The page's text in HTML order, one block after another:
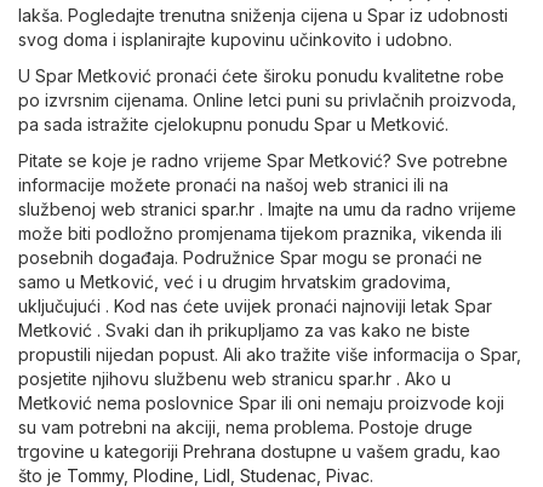
lakša. Pogledajte trenutna sniženja cijena u Spar iz udobnosti
svog doma i isplanirajte kupovinu učinkovito i udobno.
U Spar Metković pronaći ćete široku ponudu kvalitetne robe
po izvrsnim cijenama. Online letci puni su privlačnih proizvoda,
pa sada istražite cjelokupnu ponudu Spar u Metković.
Pitate se koje je radno vrijeme Spar Metković? Sve potrebne
informacije možete pronaći na našoj web stranici ili na
službenoj web stranici spar.hr . Imajte na umu da radno vrijeme
može biti podložno promjenama tijekom praznika, vikenda ili
posebnih događaja. Podružnice Spar mogu se pronaći ne
samo u Metković, već i u drugim hrvatskim gradovima,
uključujući . Kod nas ćete uvijek pronaći najnoviji letak Spar
Metković . Svaki dan ih prikupljamo za vas kako ne biste
propustili nijedan popust. Ali ako tražite više informacija o Spar,
posjetite njihovu službenu web stranicu spar.hr . Ako u
Metković nema poslovnice Spar ili oni nemaju proizvode koji
su vam potrebni na akciji, nema problema. Postoje druge
trgovine u kategoriji Prehrana dostupne u vašem gradu, kao
što je Tommy, Plodine Lidl Studenac Pivac.